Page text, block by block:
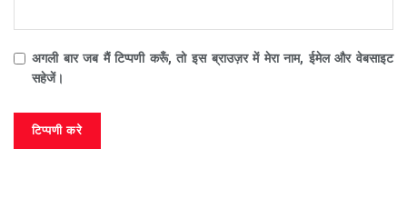
अगली बार जब मैं टिप्पणी करूँ, तो इस ब्राउज़र में मेरा नाम, ईमेल और वेबसाइट
सहेजें।